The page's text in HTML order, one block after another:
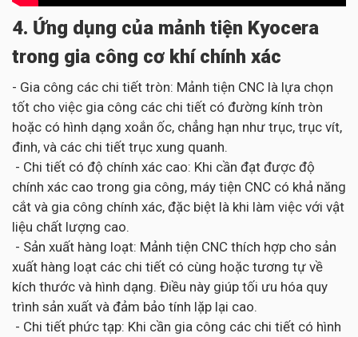
4. Ứng dụng của mảnh tiện Kyocera
trong gia công cơ khí chính xác
- Gia công các chi tiết tròn: Mảnh tiện CNC là lựa chọn
tốt cho việc gia công các chi tiết có đường kính tròn
hoặc có hình dạng xoắn ốc, chẳng hạn như trục, trục vít,
đinh, và các chi tiết trục xung quanh.
- Chi tiết có độ chính xác cao: Khi cần đạt được độ
chính xác cao trong gia công, máy tiện CNC có khả năng
cắt và gia công chính xác, đặc biệt là khi làm việc với vật
liệu chất lượng cao.
- Sản xuất hàng loạt: Mảnh tiện CNC thích hợp cho sản
xuất hàng loạt các chi tiết có cùng hoặc tương tự về
kích thước và hình dạng. Điều này giúp tối ưu hóa quy
trình sản xuất và đảm bảo tính lặp lại cao.
- Chi tiết phức tạp: Khi cần gia công các chi tiết có hình